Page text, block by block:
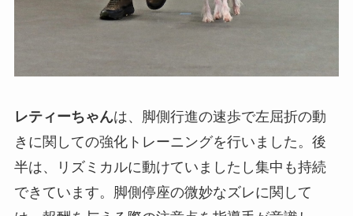
レティーちゃんは、脚側行進の速歩で左屈折の動
きに関しての強化トレーニングを行いました。後
半は、リズミカルに動けていましたし集中も持続
できています。脚側停座の微妙なズレに関して